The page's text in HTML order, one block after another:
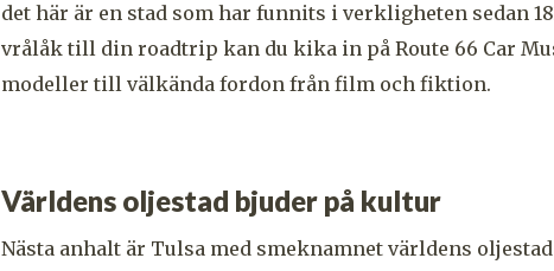
det här är en stad som har funnits i verkligheten sedan
vrålåk till din roadtrip kan du kika in på Route 66 Car
modeller till välkända fordon från film och fiktion.
Världens oljestad bjuder på kultur
Nästa anhalt är Tulsa med smeknamnet världens